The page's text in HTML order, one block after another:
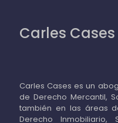
Carles
Carles Cases es un
de Derecho Mercantil,
también en las áreas
Derecho Inmobiliario,